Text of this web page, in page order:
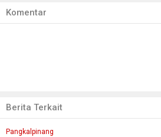
Komentar
Berita Terkait
Pangkalpinang